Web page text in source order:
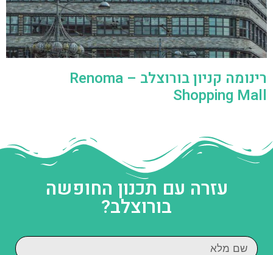
רינומה קניון בורוצלב – Renoma
Shopping Mall
עזרה עם תכנון החופשה
בורוצלב?